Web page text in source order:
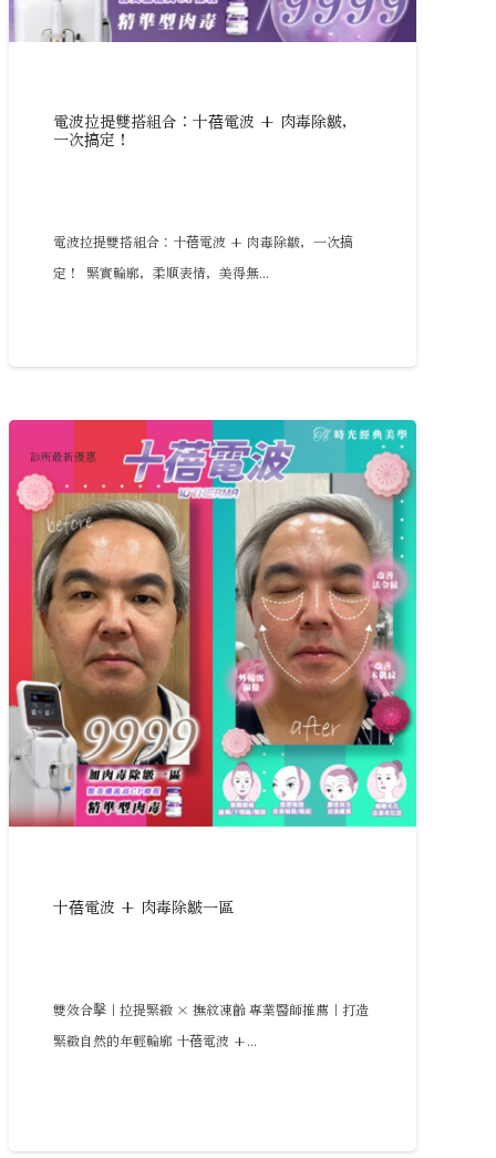
電波拉提雙搭組合：十蓓電波 + 肉毒除皺，
一次搞定！
電波拉提雙搭組合：十蓓電波 + 肉毒除皺，一次搞
定！ 緊實輪廓，柔順表情，美得無...
診所最新優惠
十蓓電波 + 肉毒除皺一區
雙效合擊｜拉提緊緻 × 撫紋凍齡 專業醫師推薦｜打造
緊緻自然的年輕輪廓 十蓓電波 +...